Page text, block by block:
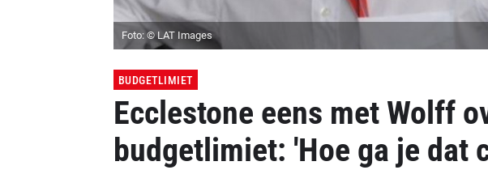
Foto: © LAT Images
BUDGETLIMIET
Ecclestone eens met Wolff
budgetlimiet: 'Hoe ga je dat